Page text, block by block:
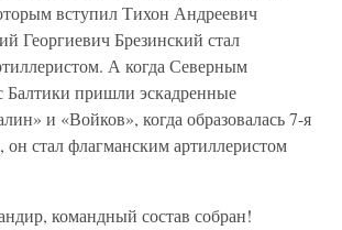
вступил Тихон Андреевич
Георгиевич Брезинский стал
А когда Северным
Балтики пришли эскадренные
и «Войков», когда образовалась 7-я
он стал флагманским артиллеристом
командный состав собран!